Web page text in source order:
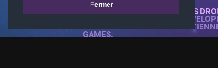
Fermer
© 2018-2026 KTARENA. TOUS
SITE WEB ENTIÈREMENT
TOUTES LES IMAGES
GAMES.